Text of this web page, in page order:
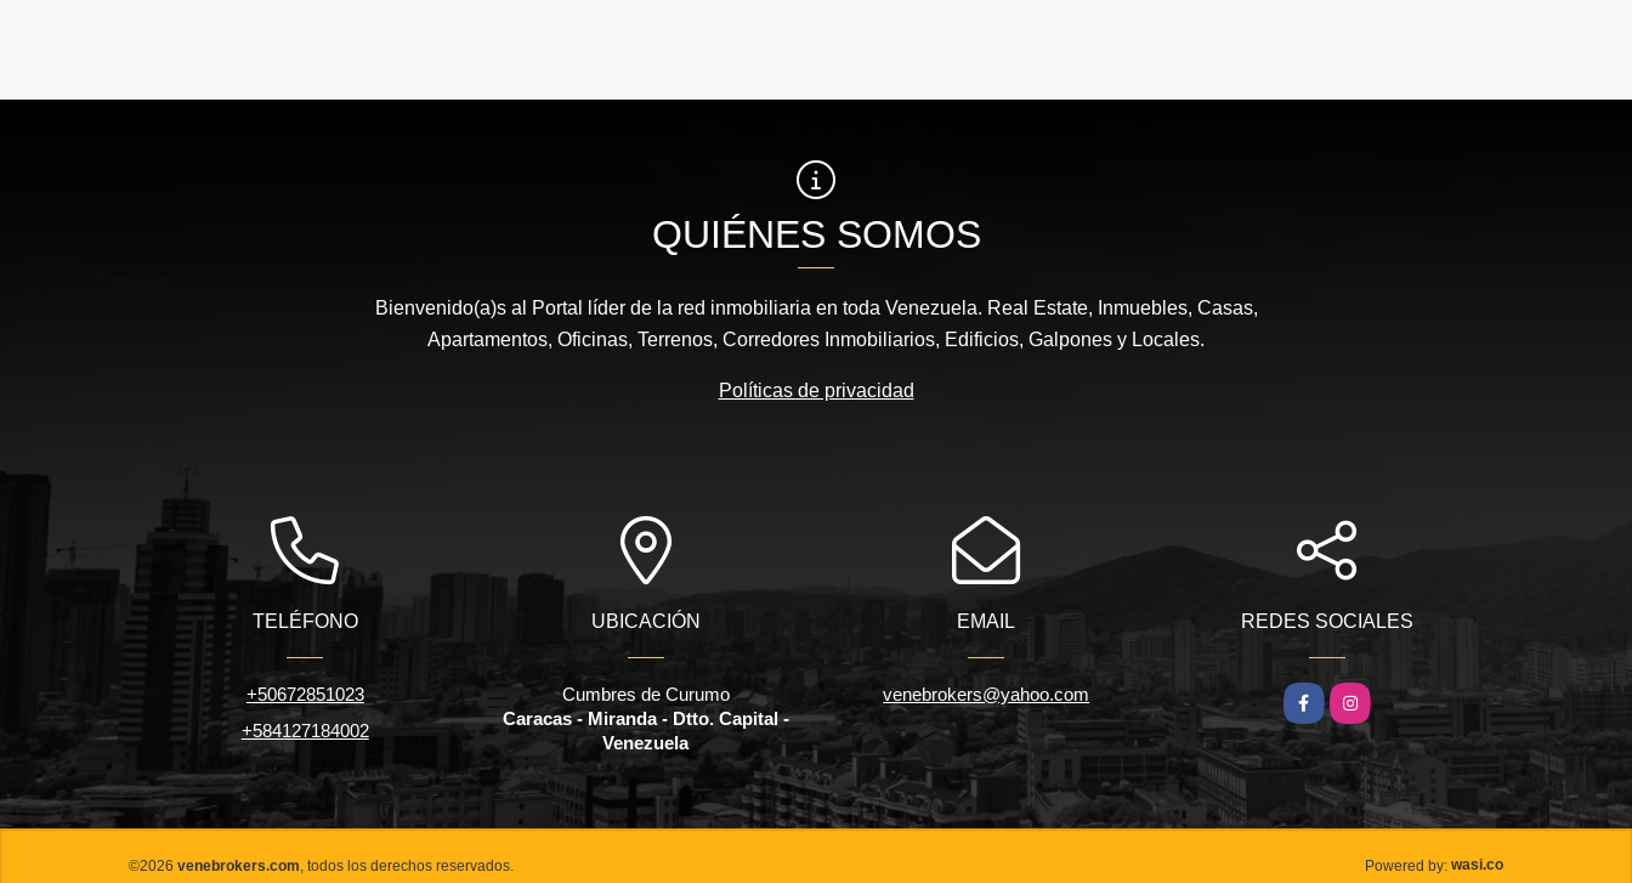
QUIÉNES SOMOS
Bienvenido(a)s al Portal líder de la red inmobiliaria en toda Venezuela. Real Estate, Inmuebles, Casas,
Apartamentos, Oficinas, Terrenos, Corredores Inmobiliarios, Edificios, Galpones y Locales.
Políticas de privacidad
TELÉFONO
+50672851023
+584127184002
UBICACIÓN
Cumbres de Curumo
Caracas - Miranda - Dtto. Capital -
Venezuela
EMAIL
venebrokers@yahoo.com
REDES SOCIALES
FacebookInstagram
©2026 venebrokers.com , todos los derechos reservados. Powered by: wasi.co